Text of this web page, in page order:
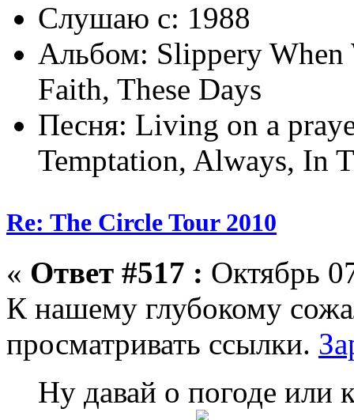
Слушаю с: 1988
Альбом: Slippery When
Faith, These Days
Песня: Living on a
Temptation, Always, In
Re: The Circle Tour 2010
« Ответ #517 : Октябрь
К нашему глубокому
просматривать ссылки.
Ну давай о погоде или